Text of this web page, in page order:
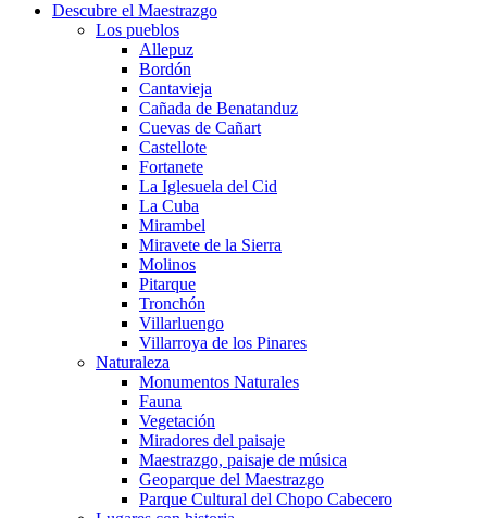
Descubre el Maestrazgo
Los pueblos
Allepuz
Bordón
Cantavieja
Cañada de Benatanduz
Cuevas de Cañart
Castellote
Fortanete
La Iglesuela del Cid
La Cuba
Mirambel
Miravete de la Sierra
Molinos
Pitarque
Tronchón
Villarluengo
Villarroya de los Pinares
Naturaleza
Monumentos Naturales
Fauna
Vegetación
Miradores del paisaje
Maestrazgo, paisaje de música
Geoparque del Maestrazgo
Parque Cultural del Chopo Cabecero